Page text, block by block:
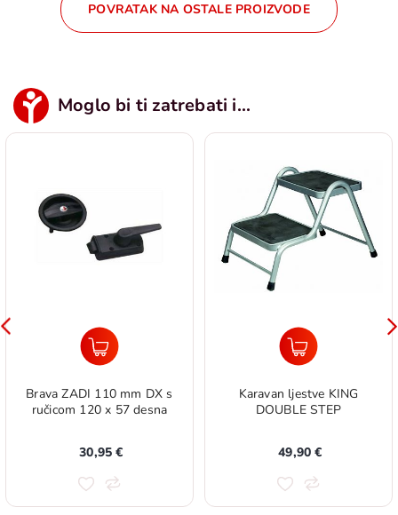
POVRATAK NA OSTALE PROIZVODE
Moglo bi ti zatrebati i...
Brava ZADI 110 mm DX s
ručicom 120 x 57 desna
30,95 €
Karavan ljestve KING
DOUBLE STEP
49,90 €